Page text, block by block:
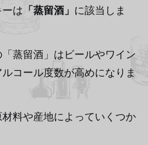
は 「蒸留酒」 に該当しま
蒸留酒」はビールやワイン
コール度数が高めになりま
料や産地によっていくつか